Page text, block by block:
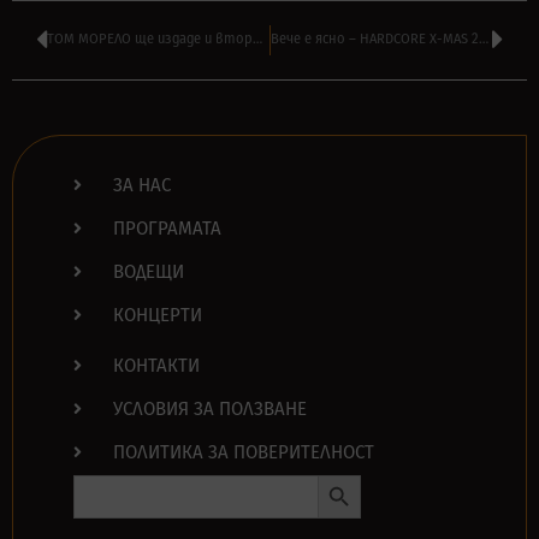
ТОМ МОРЕЛО ще издаде и втори солов албум тази година – чуйте 3 песни Вече е ясно – HARDCORE X-MAS 2021 ще бъде на 18 декември в София
ЗА НАС
ПРОГРАМАТА
ВОДЕЩИ
КОНЦЕРТИ
КОНТАКТИ
УСЛОВИЯ ЗА ПОЛЗВАНЕ
ПОЛИТИКА ЗА ПОВЕРИТЕЛНОСТ
Search
Search Button